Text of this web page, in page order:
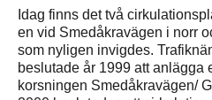
Idag finns det två
en vid Smedåkravägen i norr
som nyligen invigdes.
beslutade år 1999 att anlägga
korsningen Smedåkravägen/